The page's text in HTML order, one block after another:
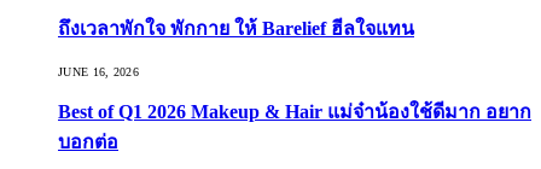
ถึงเวลาพักใจ พักกาย ให้ Barelief ฮีลใจแทน
JUNE 16, 2026
Best of Q1 2026 Makeup & Hair แม่จ๋าน้องใช้ดีมาก อยาก
บอกต่อ